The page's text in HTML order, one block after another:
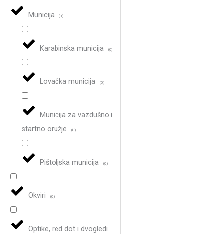
Municija (0)
Karabinska municija (0)
Lovačka municija (0)
Municija za vazdušno i
startno oružje
(0)
Pištoljska municija (0)
Okviri (0)
Optike, red dot i dvogledi